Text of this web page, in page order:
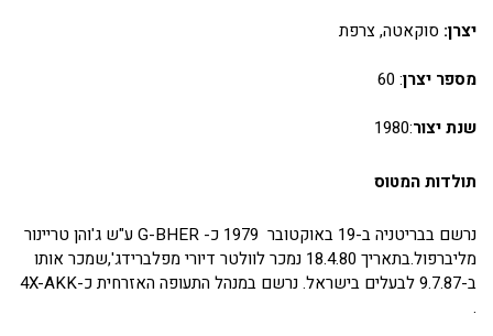
יצרן: סוקאטה, צרפת
מספר יצרן: 60
שנת יצור:1980
תולדות המטוס
נרשם בבריטניה ב-19 באוקטובר 1979 כ- G-BHER ע"ש ג'והן טריינור
מליברפול.בתאריך 18.4.80 נמכר לוולטר דיורי מפלברידג',שמכר אותו
ב-9.7.87 לבעלים בישראל. נרשם במנהל התעופה האזרחית כ-4X-AKK
.